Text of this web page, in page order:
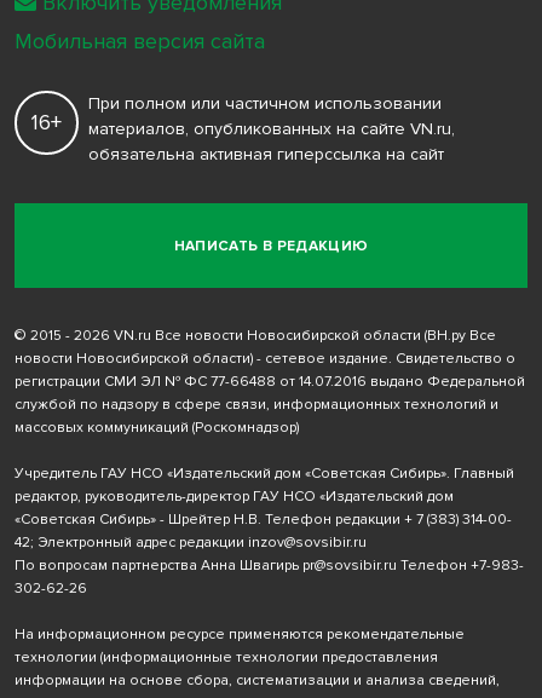
НАПИСАТЬ В РЕДАКЦИЮ
16+
При полном или частичном использовании
материалов, опубликованных на сайте VN.ru,
обязательна активная гиперссылка на сайт
© 2015 - 2026 VN.ru Все новости Новосибирской области (ВН.ру Все
новости Новосибирской области) - сетевое издание. Свидетельство о
регистрации СМИ ЭЛ № ФС 77-66488 от 14.07.2016 выдано Федеральной
службой по надзору в сфере связи, информационных технологий и
массовых коммуникаций (Роскомнадзор)
Учредитель ГАУ НСО «Издательский дом «Советская Сибирь». Главный
редактор, руководитель-директор ГАУ НСО «Издательский дом
«Советская Сибирь» - Шрейтер Н.В. Телефон редакции + 7 (383) 314-00-
42; Электронный адрес редакции inzov@sovsibir.ru
По вопросам партнерства Анна Швагирь pr@sovsibir.ru Телефон +7-983-
302-62-26
На информационном ресурсе применяются рекомендательные
технологии (информационные технологии предоставления
информации на основе сбора, систематизации и анализа сведений,
Мобильная версия сайта